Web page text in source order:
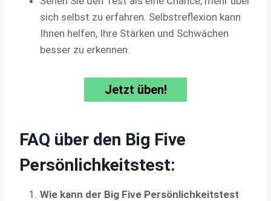
sich selbst zu erfahren. Selbstreflexion kann
Ihnen helfen, Ihre Stärken und Schwächen
besser zu erkennen.
Jetzt üben!
FAQ über den Big Five
Persönlichkeitstest:
Wie kann der Big Five Persönlichkeitstest